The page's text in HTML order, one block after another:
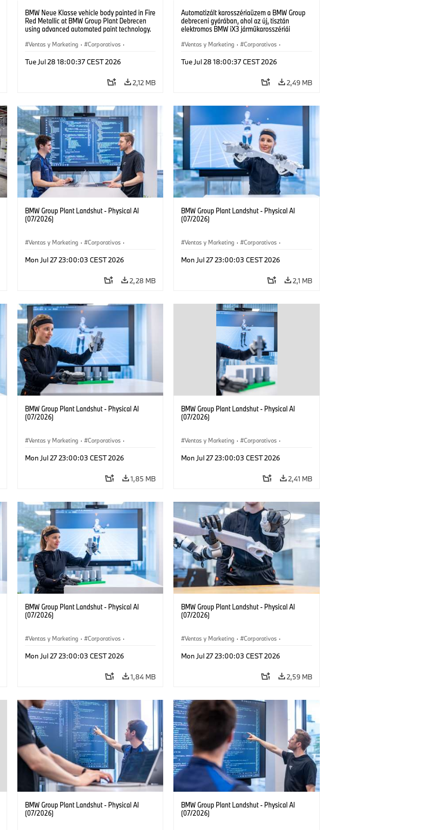
BMW Neue Klasse vehicle body painted in Fire
Red Metallic at BMW Group Plant Debrecen
using advanced automated paint technology.
Ventas y Marketing · Corporativos ·
Tue Jul 28 18:00:37 CEST 2026
2,12 MB
Automatizált karosszériaüzem a BMW Group
debreceni gyárában, ahol az új, tisztán
elektromos BMW iX3 járműkarosszériái
Ventas y Marketing · Corporativos ·
Tue Jul 28 18:00:37 CEST 2026
2,49 MB
BMW Group Plant Landshut - Physical AI
(07/2026)
Ventas y Marketing · Corporativos ·
Mon Jul 27 23:00:03 CEST 2026
2,28 MB
BMW Group Plant Landshut - Physical AI
(07/2026)
Ventas y Marketing · Corporativos ·
Mon Jul 27 23:00:03 CEST 2026
2,1 MB
BMW Group Plant Landshut - Physical AI
(07/2026)
Ventas y Marketing · Corporativos ·
Mon Jul 27 23:00:03 CEST 2026
1,85 MB
BMW Group Plant Landshut - Physical AI
(07/2026)
Ventas y Marketing · Corporativos ·
Mon Jul 27 23:00:03 CEST 2026
2,41 MB
BMW Group Plant Landshut - Physical AI
(07/2026)
Ventas y Marketing · Corporativos ·
Mon Jul 27 23:00:03 CEST 2026
1,84 MB
BMW Group Plant Landshut - Physical AI
(07/2026)
Ventas y Marketing · Corporativos ·
Mon Jul 27 23:00:03 CEST 2026
2,59 MB
BMW Group Plant Landshut - Physical AI
(07/2026)
BMW Group Plant Landshut - Physical AI
(07/2026)